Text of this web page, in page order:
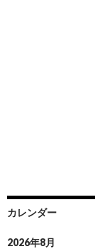
カレンダー
2026年8月